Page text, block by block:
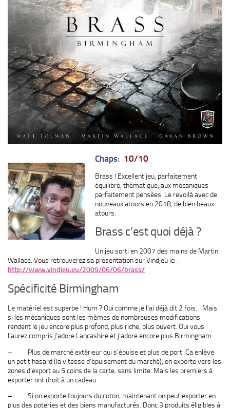
Chaps: 10/10
Brass ! Excellent jeu, parfaitement
équilibré, thématique, aux mécaniques
parfaitement pensées. Le revoilà avec de
nouveaux atours en 2018, de bien beaux
atours.
Brass c’est quoi déjà ?
Un jeu sorti en 2007 des mains de Martin
Wallace. Vous retrouverez sa présentation sur Vindjeu ici :
http://www.vindjeu.eu/2009/06/06/brass/
Spécificité Birmingham
Le matériel est superbe ! Hum ? Oui comme je l’ai déjà dit 2 fois… Mais
si les mécaniques sont les mêmes de nombreuses modifications
rendent le jeu encore plus profond, plus riche, plus ouvert. Oui vous
l’aurez compris j’adore Lancashire et j’adore encore plus Birmingham.
– Plus de marché extérieur qui s’épuise et plus de port. Ca enlève
un petit hasard (la vitesse d’épuisement du marché), on exporte vers les
zones d’export au 5 coins de la carte, sans limite. Mais les premiers à
exporter ont droit à un cadeau.
– Si on exporte toujours du coton, maintenant on peut exporter en
plus des poteries et des biens manufacturés. Donc 3 produits éligibles à